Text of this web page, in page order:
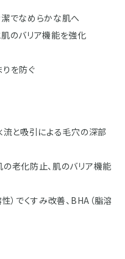
潔でなめらかな肌へ
のバリア機能を強化
を防ぐ
流と吸引による毛穴の深部
老化防止、肌のバリア機能
）でくすみ改善、BHA（脂溶